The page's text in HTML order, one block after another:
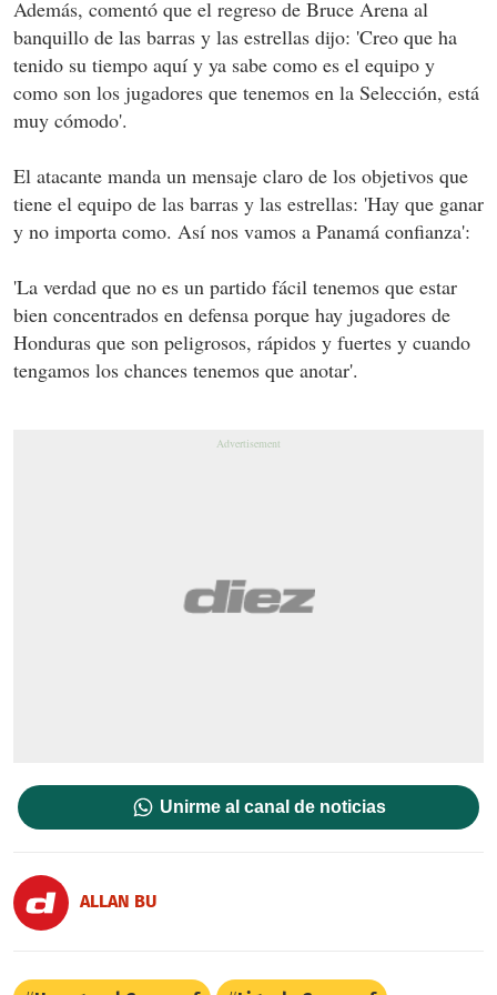
Además, comentó que el regreso de Bruce Arena al
banquillo de las barras y las estrellas dijo: 'Creo que ha
tenido su tiempo aquí y ya sabe como es el equipo y
como son los jugadores que tenemos en la Selección, está
muy cómodo'.
El atacante manda un mensaje claro de los objetivos que
tiene el equipo de las barras y las estrellas: 'Hay que ganar
y no importa como. Así nos vamos a Panamá confianza':
'La verdad que no es un partido fácil tenemos que estar
bien concentrados en defensa porque hay jugadores de
Honduras que son peligrosos, rápidos y fuertes y cuando
tengamos los chances tenemos que anotar'.
Unirme al canal de noticias
ALLAN BU